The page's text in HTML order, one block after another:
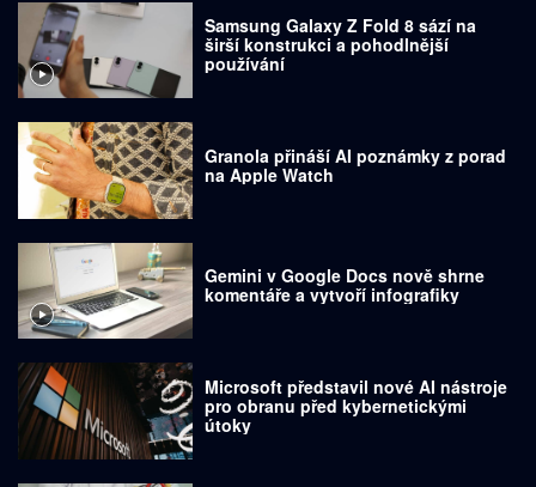
Samsung Galaxy Z Fold 8 sází na
širší konstrukci a pohodlnější
používání
Granola přináší AI poznámky z porad
na Apple Watch
Gemini v Google Docs nově shrne
komentáře a vytvoří infografiky
Microsoft představil nové AI nástroje
pro obranu před kybernetickými
útoky